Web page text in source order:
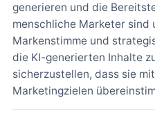
generieren und die
menschliche Marketer sind
Markenstimme und
die KI-generierten Inhalte
sicherzustellen, dass sie
Marketingzielen